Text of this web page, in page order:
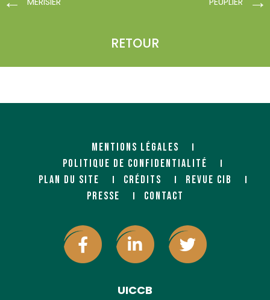
RETOUR
MENTIONS LÉGALES
POLITIQUE DE CONFIDENTIALITÉ
PLAN DU SITE
CRÉDITS
REVUE CIB
PRESSE
CONTACT
UICCB